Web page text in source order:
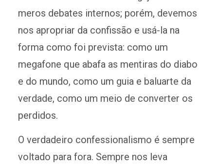
meros debates internos; porém, devemos
nos apropriar da confissão e usá-la na
forma como foi prevista: como um
megafone que abafa as mentiras do diabo
e do mundo, como um guia e baluarte da
verdade, como um meio de converter os
perdidos.
O verdadeiro confessionalismo é sempre
voltado para fora. Sempre nos leva